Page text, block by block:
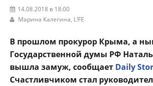
14.08.2018 в 18:00
Марина Калегина, L!FE
В прошлом прокурор Крыма, а
Государственной думы РФ
вышла замуж, сообщает Daily
Счастливчиком стал